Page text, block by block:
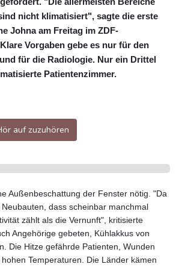
nicht klimatisiert", sagte die erste
Johna am Freitag im ZDF-
Vorgaben gebe es nur für den
für die Radiologie. Nur ein Drittel
Patientenzimmer.
auf zuzuhören
Außenbeschattung der Fenster nötig. "Da
dass scheinbar manchmal
zählt als die Vernunft", kritisierte
Angehörige gebeten, Kühlakkus von
Die Hitze gefährde Patienten, Wunden
Temperaturen. Die Länder kämen